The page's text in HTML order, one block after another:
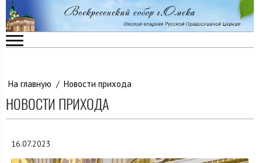
На главную / Новости прихода
НОВОСТИ ПРИХОДА
16.07.2023